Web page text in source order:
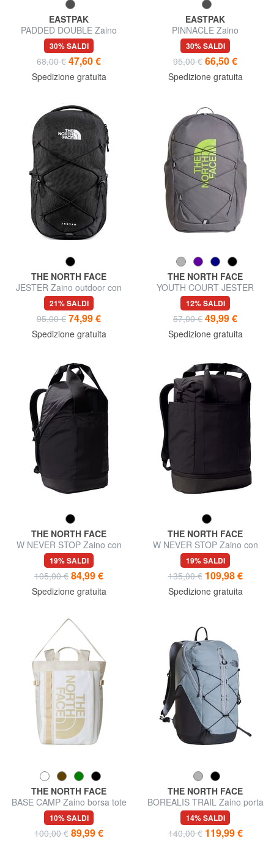
EASTPAK
PADDED DOUBLE Zaino
porta pc 13.3"
30% SALDI
68,00 € 47,60 €
Spedizione gratuita
EASTPAK
PINNACLE Zaino
30% SALDI
95,00 € 66,50 €
Spedizione gratuita
THE NORTH FACE
JESTER Zaino outdoor con
porta pc 15"
21% SALDI
95,00 € 74,99 €
Spedizione gratuita
THE NORTH FACE
YOUTH COURT JESTER
Zaino porta PC 15"
12% SALDI
57,00 € 49,99 €
Spedizione gratuita
THE NORTH FACE
W NEVER STOP Zaino con
porta PC
19% SALDI
105,00 € 84,99 €
Spedizione gratuita
THE NORTH FACE
W NEVER STOP Zaino con
porta PC
19% SALDI
135,00 € 109,98 €
Spedizione gratuita
THE NORTH FACE
BASE CAMP Zaino borsa tote
10% SALDI
100,00 € 89,99 €
THE NORTH FACE
BOREALIS TRAIL Zaino porta
PC 16"
14% SALDI
140,00 € 119,99 €